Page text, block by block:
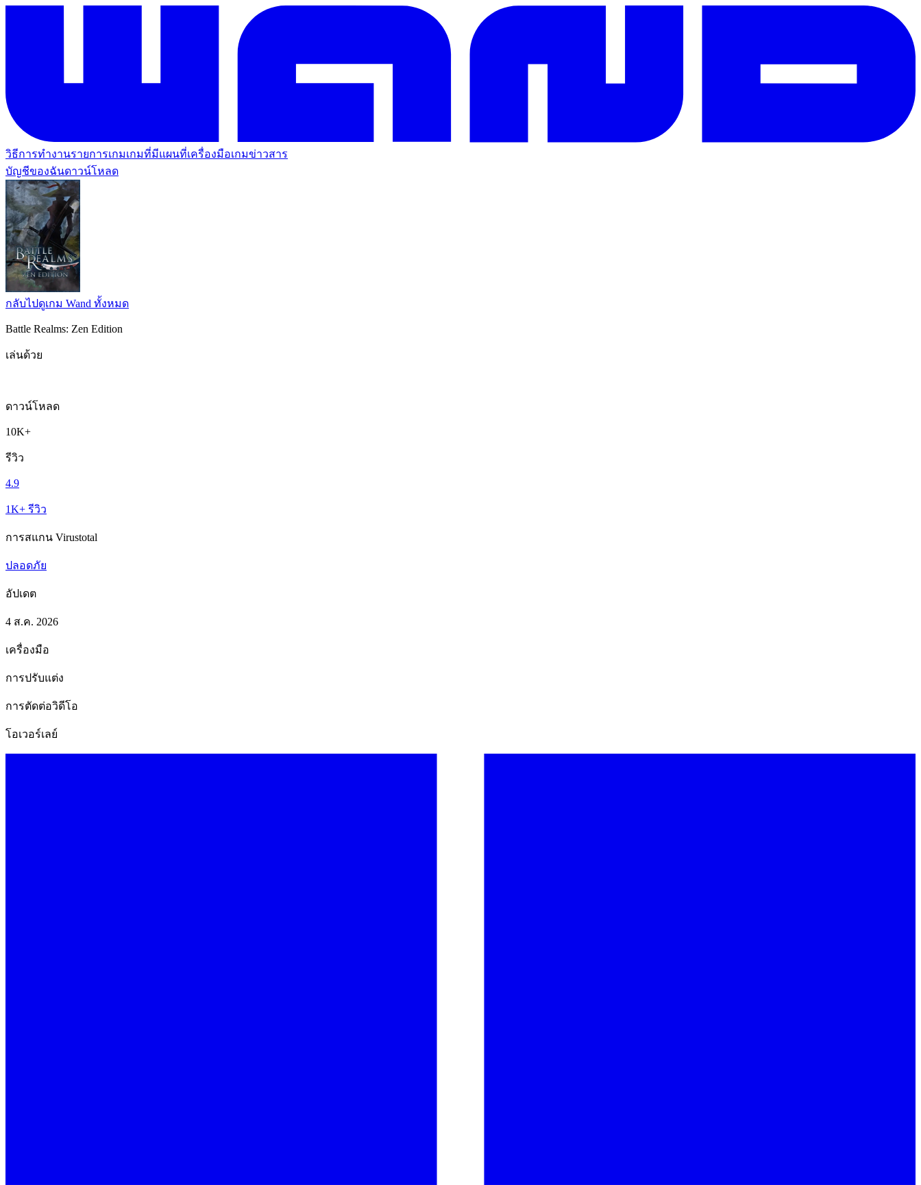
วิธีการทำงานรายการเกมเกมที่มีแผนที่เครื่องมือเกมข่าวสาร
บัญชีของฉันดาวน์โหลด
กลับไปดูเกม Wand ทั้งหมด
Battle Realms: Zen Edition
เล่นด้วย
ดาวน์โหลด
10K+
รีวิว
4.9
1K+ รีวิว
การสแกน Virustotal
ปลอดภัย
อัปเดต
4 ส.ค. 2026
เครื่องมือ
การปรับแต่ง
การตัดต่อวิดีโอ
โอเวอร์เลย์